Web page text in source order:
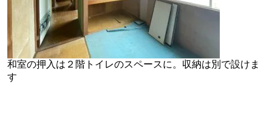
和室の押入は２階トイレのスペースに。収納は別で設けま
す